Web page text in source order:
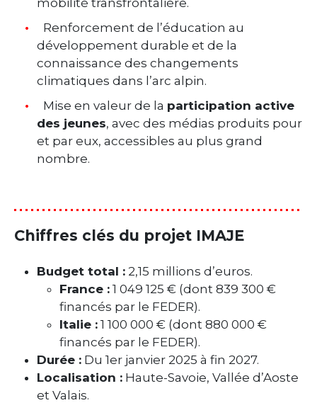
Renforcement de l’éducation au
développement durable et de la
connaissance des changements
climatiques dans l’arc alpin.
Mise en valeur de la participation active
des jeunes, avec des médias produits pour
et par eux, accessibles au plus grand
nombre.
Chiffres clés du projet IMAJE
Budget total : 2,15 millions d’euros.
France : 1 049 125 € (dont 839 300 €
financés par le FEDER).
Italie : 1 100 000 € (dont 880 000 €
financés par le FEDER).
Durée : Du 1er janvier 2025 à fin 2027.
Localisation : Haute-Savoie, Vallée d’Aoste
et Valais.